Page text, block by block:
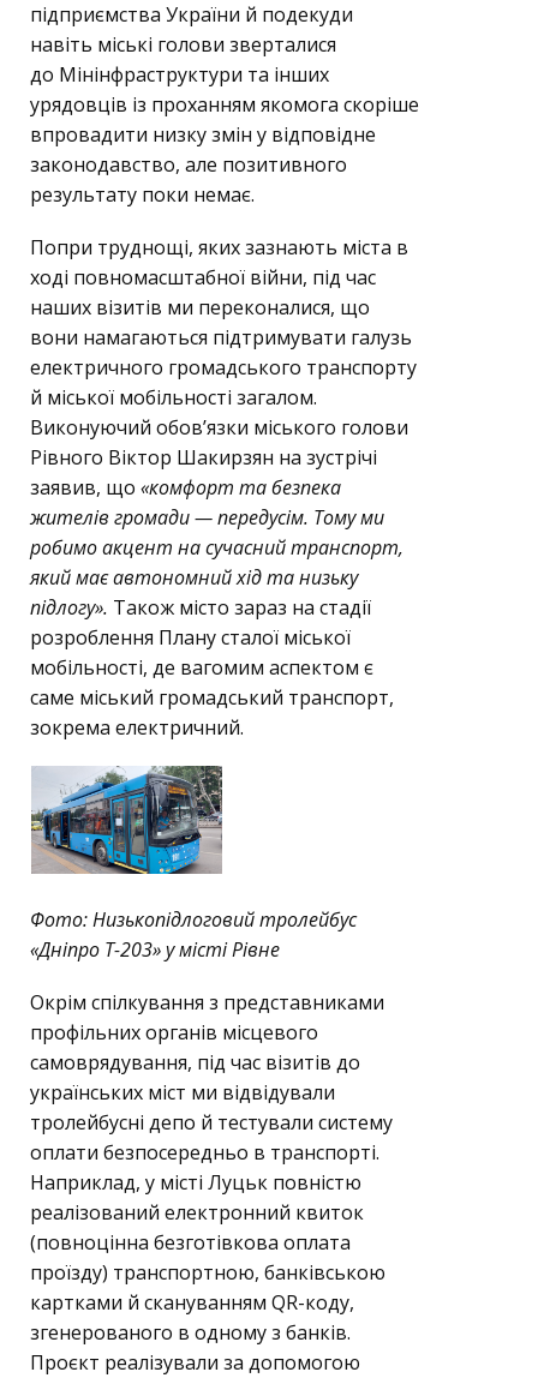
підприємства України й подекуди
навіть міські голови зверталися
до Мінінфраструктури та інших
урядовців із проханням якомога скоріше
впровадити низку змін у відповідне
законодавство, але позитивного
результату поки немає.
Попри труднощі, яких зазнають міста в
ході повномасштабної війни, під час
наших візитів ми переконалися, що
вони намагаються підтримувати галузь
електричного громадського транспорту
й міської мобільності загалом.
Виконуючий обов’язки міського голови
Рівного Віктор Шакирзян на зустрічі
заявив, що «комфорт та безпека
жителів громади — передусім. Тому ми
робимо акцент на сучасний транспорт,
який має автономний хід та низьку
підлогу». Також місто зараз на стадії
розроблення Плану сталої міської
мобільності, де вагомим аспектом є
саме міський громадський транспорт,
зокрема електричний.
Фото: Низькопідлоговий тролейбус
«Дніпро Т-203» у місті Рівне
Окрім спілкування з представниками
профільних органів місцевого
самоврядування, під час візитів до
українських міст ми відвідували
тролейбусні депо й тестували систему
оплати безпосередньо в транспорті.
Наприклад, у місті Луцьк повністю
реалізований електронний квиток
(повноцінна безготівкова оплата
проїзду) транспортною, банківською
картками й скануванням QR-коду,
згенерованого в одному з банків.
Проєкт реалізували за допомогою